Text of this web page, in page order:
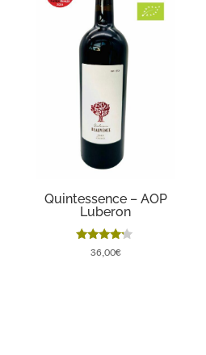
33,60€
Quintessence – AOP
Luberon
Note
4.00
36,00€